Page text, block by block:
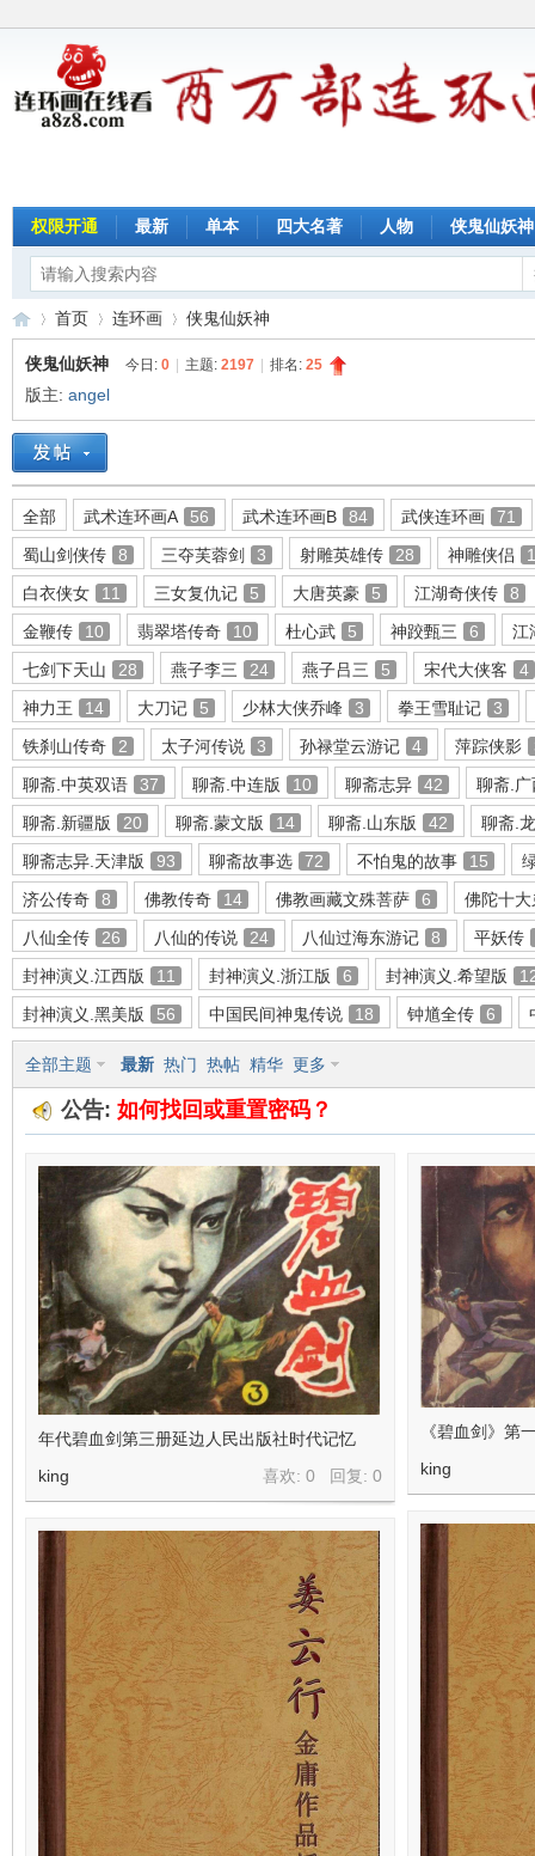
权限开通 最新 单本 四大名著 人物 侠鬼仙妖神
连
画
在
»
首页
›
连环画
›
侠鬼仙妖神
侠鬼仙妖神 今日: 0 主题: 2197 排名: 25
版主: angel
全部 武术连环画A 56 武术连环画B 84 武侠连环画
71
蜀山剑侠传
8 三夺芙蓉剑 3 射雕英雄传 28 神雕侠侣
白衣侠女
11 三女复仇记 5 大唐英豪 5 江湖奇侠传
8
金鞭传
10 翡翠塔传奇 10 杜心武 5 神跤甄三 6
江
七剑下天山
28 燕子李三 24 燕子吕三 5 宋代大侠客
4
神力王
14 大刀记 5 少林大侠乔峰 3 拳王雪耻记
3
铁刹山传奇
2 太子河传说 3 孙禄堂云游记 4 萍踪侠影
聊斋.中英双语
37 聊斋.中连版 10 聊斋志异 42
聊斋.广
聊斋.新疆版
20 聊斋.蒙文版 14 聊斋.山东版 42
聊斋.
聊斋志异.天津版
93 聊斋故事选 72 不怕鬼的故事 15
济公传奇
8 佛教传奇 14 佛教画藏文殊菩萨 6
佛陀十大
八仙全传
26 八仙的传说 24 八仙过海东游记 8
平妖传
封神演义.江西版
11 封神演义.浙江版 6 封神演义.希望版
封神演义.黑美版
56 中国民间神鬼传说 18 钟馗全传 6
全部主题 最新 热门 热帖 精华 更多
公告: 如何找回或重置密码？
年代碧血剑第三册延边人民出版社时代记忆
喜欢: 0 回复: 0
king
《碧血剑》第
king